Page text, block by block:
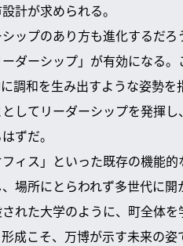
計が求められる。
ップのあり方も進化するだ
ダーシップ」が有効になる
調和を生み出すような姿勢を
してリーダーシップを発揮
ずだ。
フィス」といった既存の機能
場所にとらわれず多世代に
れた大学のように、町全体
成こそ、万博が示す未来の姿